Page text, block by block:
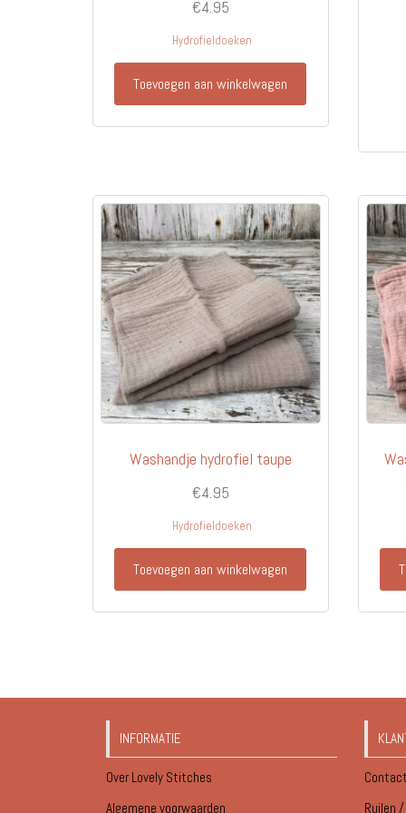
€4.95
Hydrofieldoeken
Toevoegen aan winkelwagen
Washandje hydrofiel taupe
€4.95
Hydrofieldoeken
Toevoegen aan winkelwagen
INFORMATIE
Over Lovely Stitches
Algemene voorwaarden
Ruilen